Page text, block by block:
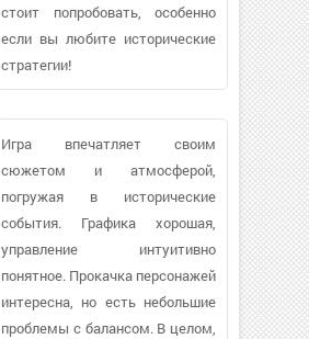
стоит попробовать, особенно
если вы любите исторические
стратегии!
Игра впечатляет своим
сюжетом и атмосферой,
погружая в исторические
события. Графика хорошая,
управление интуитивно
понятное. Прокачка персонажей
интересна, но есть небольшие
проблемы с балансом. В целом,